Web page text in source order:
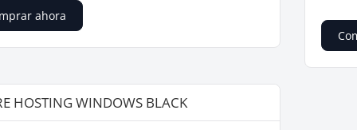
ahora
HOSTING WINDOWS BLACK